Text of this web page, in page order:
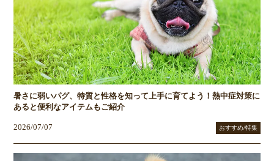
暑さに弱いパグ、特質と性格を知って上手に育てよう！熱中症対策に
あると便利なアイテムもご紹介
2026/07/07 おすすめ/特集